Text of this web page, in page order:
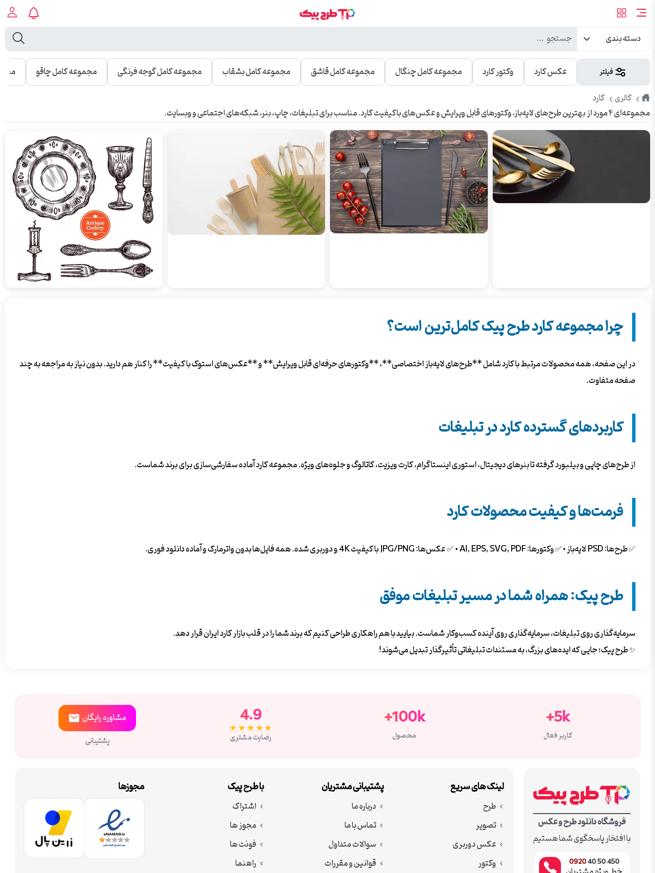
دسته بندی
فیلتر عکس کارد وکتور کارد مجموعه کامل چنگال مجموعه کامل قاشق مجموعه کامل بشقاب مجموعه کامل گوجه فرنگی مجموعه کامل چاقو
طرح
پیک
گالری
کارد
مجموعه‌ای ۴ مورد از بهترین طرح‌های لایه‌باز، وکتورهای قابل ویرایش و عکس‌های باکیفیت کارد. مناسب برای تبلیغات، چاپ، بنر، شبکه‌های اجتماعی و وبسایت.
چرا مجموعه کارد طرح پیک کامل‌ترین است؟
در این صفحه، همه محصولات مرتبط با کارد شامل **طرح‌های لایه‌باز اختصاصی**، **وکتورهای حرفه‌ای قابل ویرایش** و **عکس‌های استوک با کیفیت** را کنار هم دارید. بدون نیاز به مراجعه به چند
صفحه متفاوت.
کاربردهای گسترده کارد در تبلیغات
از طرح‌های چاپی و بیلبورد گرفته تا بنرهای دیجیتال، استوری اینستاگرام، کارت ویزیت، کاتالوگ و جلوه‌های ویژه. مجموعه کارد آماده سفارشی‌سازی برای برند شماست.
فرمت‌ها و کیفیت محصولات کارد
✅ طرح‌ها: PSD لایه‌باز • ✅ وکتورها: AI, EPS, SVG, PDF • ✅ عکس‌ها: JPG/PNG با کیفیت 4K و دوربری شده. همه فایل‌ها بدون واترمارک و آماده دانلود فوری.
طرح پیک: همراه شما در مسیر تبلیغات موفق
سرمایه‌گذاری روی تبلیغات، سرمایه‌گذاری روی آینده کسب‌وکار شماست. بیایید با هم راهکاری طراحی کنیم که برند شما را در قلب بازار کارد ایران قرار دهد.
✨ طرح پیک؛ جایی که ایده‌های بزرگ، به مستندات تبلیغاتی تأثیرگذار تبدیل می‌شوند!
5k+
کاربر فعال
100k+
محصول
4.9
★★★★★
رضایت مشتری
مشاورهرایگان
پشتیبانی
فروشگاه دانلود طرح و عکس
با افتخار پاسخگوی شما هستیم
450 50 40
0920
لینک های سریع
طرح
تصویر
عکس دوربری
وکتور
پشتیبانی مشتریان
درباره ما
تماس با ما
سوالات متداول
قوانین و مقررات
با طرح پیک
اشتراک
مجوز ها
فونت ها
راهنما
مجوزها